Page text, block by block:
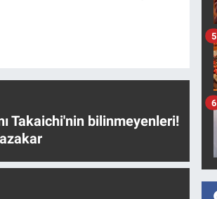
Takaichi'nin bilinmeyenleri!
5
6